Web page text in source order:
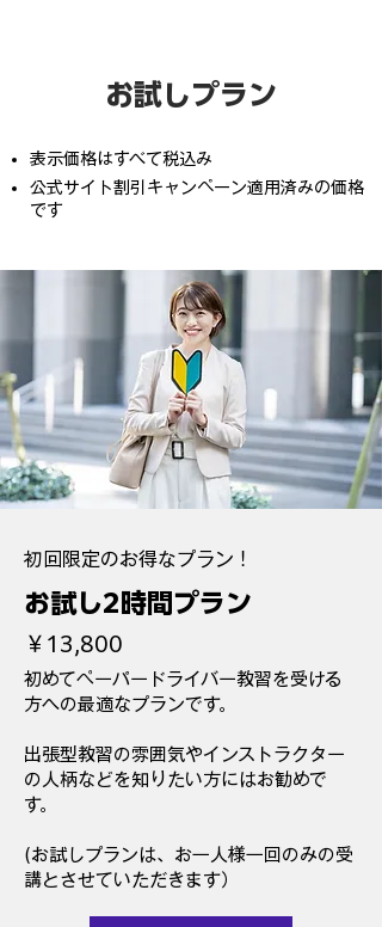
お試しプラン
表示価格はすべて税込み
​公式サイト割引キャンペーン適用済みの価格
です
初回限定のお得なプラン！
お試し2時間プラン
￥13,800
初めてペーパードライバー教習を受ける
方への最適なプランです。
出張型教習の雰囲気やインストラクター
の人柄などを知りたい方にはお勧めで
す。
(お試しプランは、お一人様​一回のみの受
講とさせていただきます）